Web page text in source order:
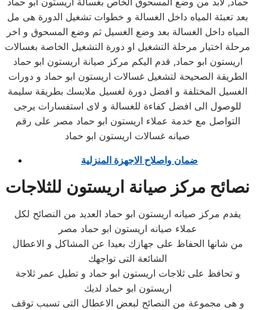
بعد تعبئة المياه داخل الغسالة و خطوات تشغيل الدورة هى مل
المياه داخل الغسالة بعد وضع الغسيل ثم وضع المسحوق و اخر
مرحلة اختيار مرحلة التشغيل او دورة التشغيل الخاصة بغسالات
اريستون ابو حماد, قدم اليكم مركز صيانة اريستون ابو حماد
الطريقة الصحيحة لتشغيل غسالات اريستون ابو حماد و دورات
الغسيل المختلفة و افضل دورة لغسيل ملابسك بطريقة سليمة
للوصول الى افضل كفاءة للغسالة و لاى استفسارات يرجى
التواصل مع خدمة عملاء اريستون ابو حماد مصر على رقم
صيانه غسالات اريستون ابو حماد
ضمان واصلاح الاجهزة المنزلية
نصائح مركز صيانة اريستون للثلاجات
يقدم مركز صيانه اريستون ابو حماد العديد من النصائح لكل
عملاء صيانه اريستون ابو حماد مصر
من شانها الحفاظ على جهازك بعيدا عن المشاكل و الاعطال
الشائعة التى تواجهك
و تحافظ على ثلاجات اريستون ابو حماد و تطيل عمر ثلاجة
اريستون ابو حماد لديك
و هى مجموعة من النصائح لبعض الاعطال التى تسبب توقف